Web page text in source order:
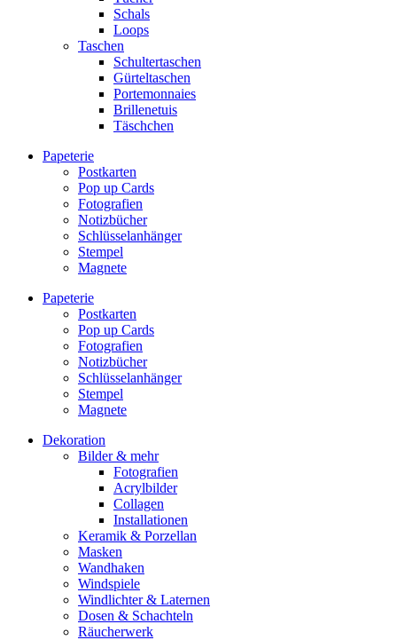
Schals
Loops
Taschen
Schultertaschen
Gürteltaschen
Portemonnaies
Brillenetuis
Täschchen
Papeterie
Postkarten
Pop up Cards
Fotografien
Notizbücher
Schlüsselanhänger
Stempel
Magnete
Papeterie
Postkarten
Pop up Cards
Fotografien
Notizbücher
Schlüsselanhänger
Stempel
Magnete
Dekoration
Bilder & mehr
Fotografien
Acrylbilder
Collagen
Installationen
Keramik & Porzellan
Masken
Wandhaken
Windspiele
Windlichter & Laternen
Dosen & Schachteln
Räucherwerk